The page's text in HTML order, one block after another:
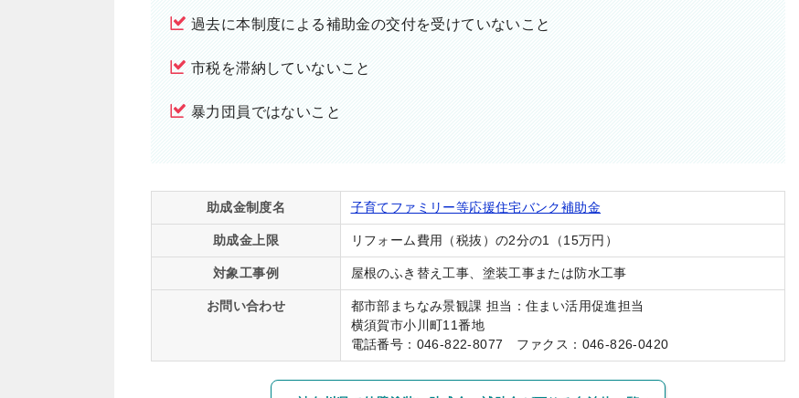
過去に本制度による補助金の交付を受けていないこと
市税を滞納していないこと
暴力団員ではないこと
助成金制度名 子育てファミリー等応援住宅バンク補助金
助成金上限 リフォーム費用（税抜）の2分の1（15万円）
対象工事例 屋根のふき替え工事、塗装工事または防水工事
お問い合わせ
都市部まちなみ景観課 担当：住まい活用促進担当
横須賀市小川町11番地
電話番号：046-822-8077 ファクス：046-826-0420